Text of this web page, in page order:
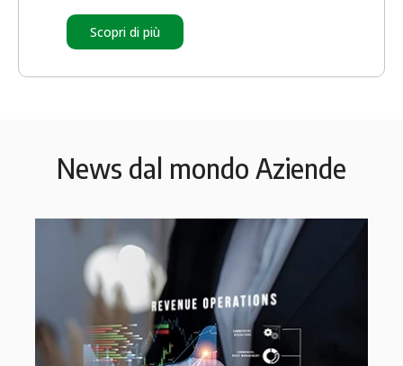
Scopri di più
News dal mondo Aziende